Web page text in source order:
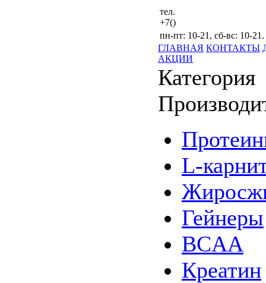
тел.
+7()
пн-пт: 10-21, сб-вс: 10-21.
ГЛАВНАЯ КОНТАКТЫ
АКЦИИ
Категория
L-
Гейнеры
BCAA
Креатин